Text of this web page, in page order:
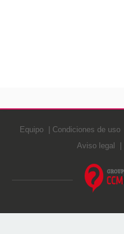
Equipo Condiciones de uso
Aviso legal